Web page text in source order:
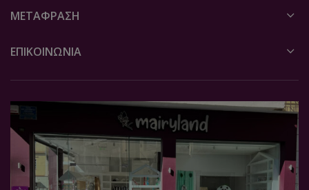
ΜΕΤΆΦΡΑΣΗ
ΕΠΙΚΟΙΝΩΝΙΑ